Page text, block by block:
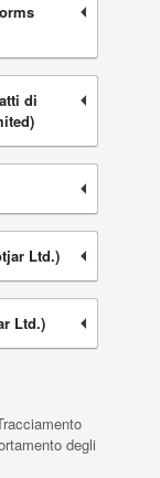
di
Ltd.)
Ltd.)
degli